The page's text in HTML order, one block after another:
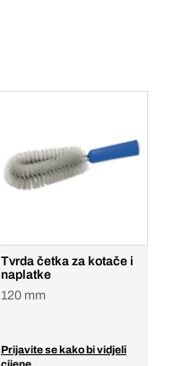
Tvrda četka za kotače i
naplatke
120 mm
Prijavite se kako bi vidjeli